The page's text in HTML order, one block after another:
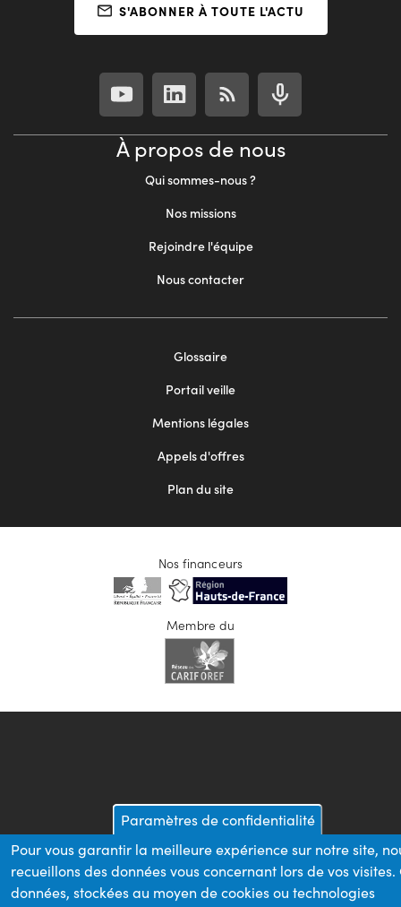
S'ABONNER À TOUTE L'ACTU
À propos de nous
Qui sommes-nous ?
Nos missions
Rejoindre l'équipe
Nous contacter
Glossaire
Portail veille
Mentions légales
Appels d'offres
Plan du site
Nos financeurs
Membre du
Paramètres de confidentialité
Pour vous garantir la meilleure expérience sur notre site,
recueillons des données vous concernant lors de vos visites.
données, stockées au moyen de cookies ou technologies